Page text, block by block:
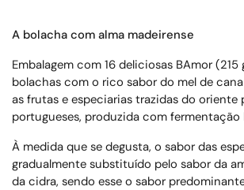
A bolacha com alma madeirense
Embalagem com 16 deliciosas BAmor (215
bolachas com o rico sabor do mel de
as frutas e especiarias trazidas do oriente
portugueses, produzida com fermentação
À medida que se degusta, o sabor das
gradualmente substituído pelo sabor da
da cidra, sendo esse o sabor